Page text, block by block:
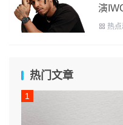
演
活动
热点
热门文章